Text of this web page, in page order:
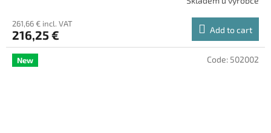
261,66 € incl. VAT
216,25 € Add to cart
New Code:502002